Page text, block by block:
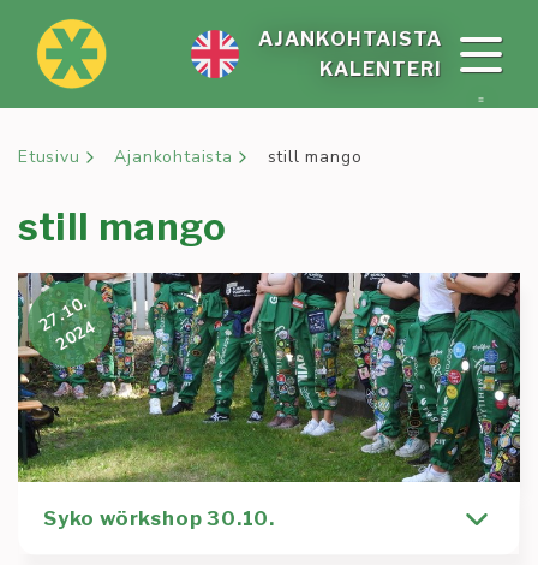
sisältöön
KA­LEN­TE­RI
AJAN­KOH­TAIS­TA
Etusivu Ajankohtaista still mango
still mango
27.10.
2024
Syko wörkshop 30.10.